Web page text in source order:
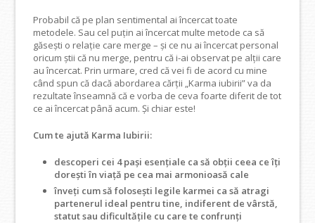
Probabil că pe plan sentimental ai încercat toate
metodele. Sau cel puțin ai încercat multe metode ca să
găsești o relație care merge – și ce nu ai încercat personal
oricum știi că nu merge, pentru că i-ai observat pe alții care
au încercat. Prin urmare, cred că vei fi de acord cu mine
când spun că dacă abordarea cărţii „Karma iubirii” va da
rezultate înseamnă că e vorba de ceva foarte diferit de tot
ce ai încercat până acum. Și chiar este!
Cum te ajută Karma Iubirii:
descoperi cei 4 pași esențiale ca să obții ceea ce îți
dorești în viață pe cea mai armonioasă cale
înveți cum să folosești legile karmei ca să atragi
partenerul ideal pentru tine, indiferent de vârstă,
statut sau dificultățile cu care te confrunți